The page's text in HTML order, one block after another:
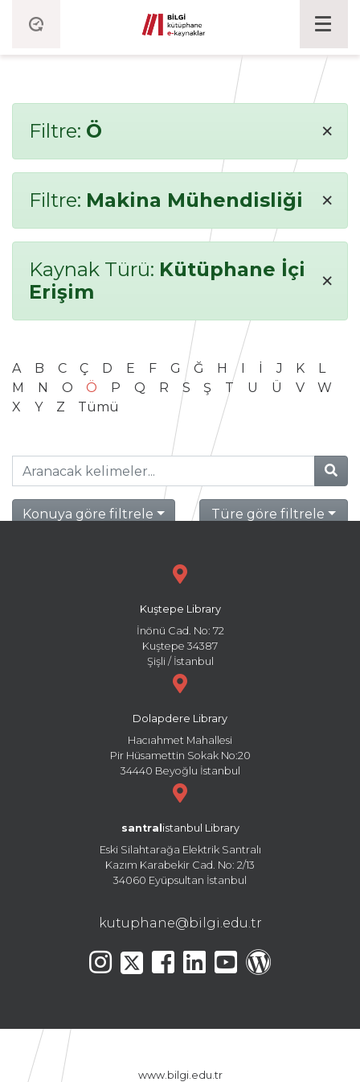
Filtre: Ö ×
Filtre: Makina Mühendisliği ×
Kaynak Türü: Kütüphane İçi
Erişim
×
A B C Ç D E F G Ğ H I İ J K
L
M
N O Ö P Q R S Ş T U Ü V
W
X
Y Z Tümü
Konuya göre filtrele Türe göre filtrele
Kuştepe Library
İnönü Cad. No: 72
Kuştepe 34387
Şişli / İstanbul
Dolapdere Library
Hacıahmet Mahallesi
Pir Hüsamettin Sokak No:20
34440 Beyoğlu İstanbul
santral istanbul Library
Eski Silahtarağa Elektrik Santralı
Kazım Karabekir Cad. No: 2/13
34060 Eyüpsultan İstanbul
kutuphane@bilgi.edu.tr
www.bilgi.edu.tr